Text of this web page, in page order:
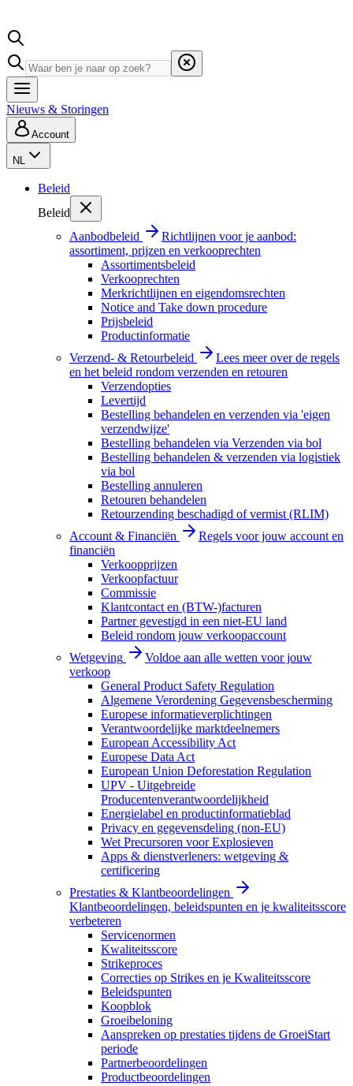
Nieuws & Storingen
Account
NL
Beleid
Beleid
Aanbodbeleid
Richtlijnen voor je aanbod:
assortiment, prijzen en verkooprechten
Assortimentsbeleid
Verkooprechten
Merkrichtlijnen en eigendomsrechten
Notice and Take down procedure
Prijsbeleid
Productinformatie
Verzend- & Retourbeleid
Lees meer over de regels
en het beleid rondom verzenden en retouren
Verzendopties
Levertijd
Bestelling behandelen en verzenden via 'eigen
verzendwijze'
Bestelling behandelen via Verzenden via bol
Bestelling behandelen & verzenden via logistiek
via bol
Bestelling annuleren
Retouren behandelen
Retourzending beschadigd of vermist (RLIM)
Account & Financiën
Regels voor jouw account en
financiën
Verkoopprijzen
Verkoopfactuur
Commissie
Klantcontact en (BTW-)facturen
Partner gevestigd in een niet-EU land
Beleid rondom jouw verkoopaccount
Wetgeving
Voldoe aan alle wetten voor jouw
verkoop
General Product Safety Regulation
Algemene Verordening Gegevensbescherming
Europese informatieverplichtingen
Verantwoordelijke marktdeelnemers
European Accessibility Act
Europese Data Act
European Union Deforestation Regulation
UPV - Uitgebreide
Producentenverantwoordelijkheid
Energielabel en productinformatieblad
Privacy en gegevensdeling (non-EU)
Wet Precursoren voor Explosieven
Apps & dienstverleners: wetgeving &
certificering
Prestaties & Klantbeoordelingen
Klantbeoordelingen, beleidspunten en je kwaliteitsscore
verbeteren
Servicenormen
Kwaliteitsscore
Strikeproces
Correcties op Strikes en je Kwaliteitsscore
Beleidspunten
Koopblok
Groeibeloning
Aanspreken op prestaties tijdens de GroeiStart
periode
Partnerbeoordelingen
Productbeoordelingen